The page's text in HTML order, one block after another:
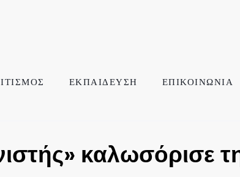
ΕΚΠΑΙΔΕΥΣΗ ΕΠΙΚΟΙΝΩΝΙΑ
καλωσόρισε